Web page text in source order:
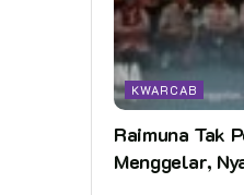
KWARCAB
Raimuna Tak
Menggelar,